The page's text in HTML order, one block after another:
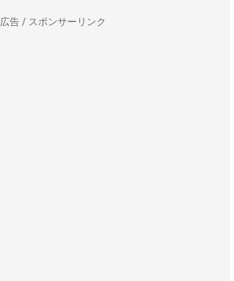
広告 / スポンサーリンク